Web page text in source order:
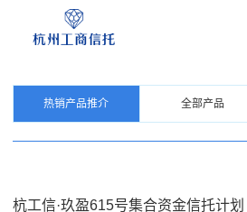
信托产品
热销产品推介 全部产品
杭工信·玖盈615号集合资金信托计划